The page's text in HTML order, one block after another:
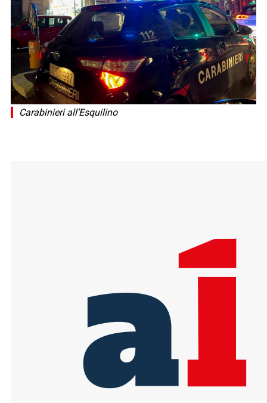
Carabinieri all’Esquilino